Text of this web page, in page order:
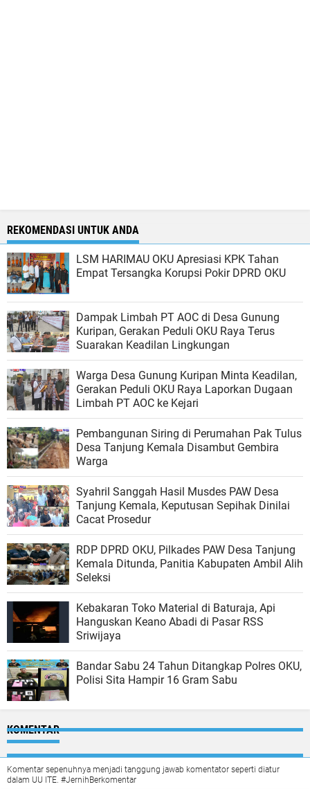
REKOMENDASI UNTUK ANDA
LSM HARIMAU OKU Apresiasi KPK Tahan
Empat Tersangka Korupsi Pokir DPRD OKU
Dampak Limbah PT AOC di Desa Gunung
Kuripan, Gerakan Peduli OKU Raya Terus
Suarakan Keadilan Lingkungan
Warga Desa Gunung Kuripan Minta Keadilan,
Gerakan Peduli OKU Raya Laporkan Dugaan
Limbah PT AOC ke Kejari
Pembangunan Siring di Perumahan Pak Tulus
Desa Tanjung Kemala Disambut Gembira
Warga
Syahril Sanggah Hasil Musdes PAW Desa
Tanjung Kemala, Keputusan Sepihak Dinilai
Cacat Prosedur
RDP DPRD OKU, Pilkades PAW Desa Tanjung
Kemala Ditunda, Panitia Kabupaten Ambil Alih
Seleksi
Kebakaran Toko Material di Baturaja, Api
Hanguskan Keano Abadi di Pasar RSS
Sriwijaya
Bandar Sabu 24 Tahun Ditangkap Polres OKU,
Polisi Sita Hampir 16 Gram Sabu
KOMENTAR
Komentar sepenuhnya menjadi tanggung jawab komentator seperti diatur
dalam UU ITE. #JernihBerkomentar